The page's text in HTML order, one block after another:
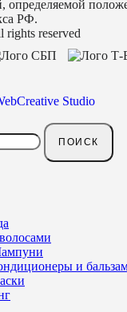
определяемой
РФ.
reserved
Studio
ПОИСК
и